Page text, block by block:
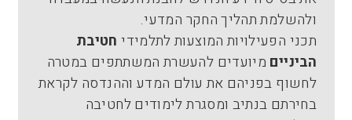
ולהשלמת תהליך החקר המדעי.
תכני הפעילויות המוצעות לתלמידי חטיבת
הביניים מיועדים להעשרת המשתתפים במטרה
לחשוף בפניהם את עולם המדע וההנדסה לקראת
בחירתם בנתיב ומסגרת לימודים לחטיבה